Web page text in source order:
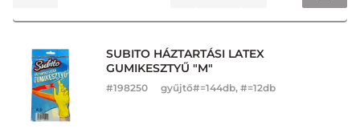
SUBITO HÁZTARTÁSI LATEX
GUMIKESZTYŰ "M"
#198250 gyűjtő#=144db, #=12db